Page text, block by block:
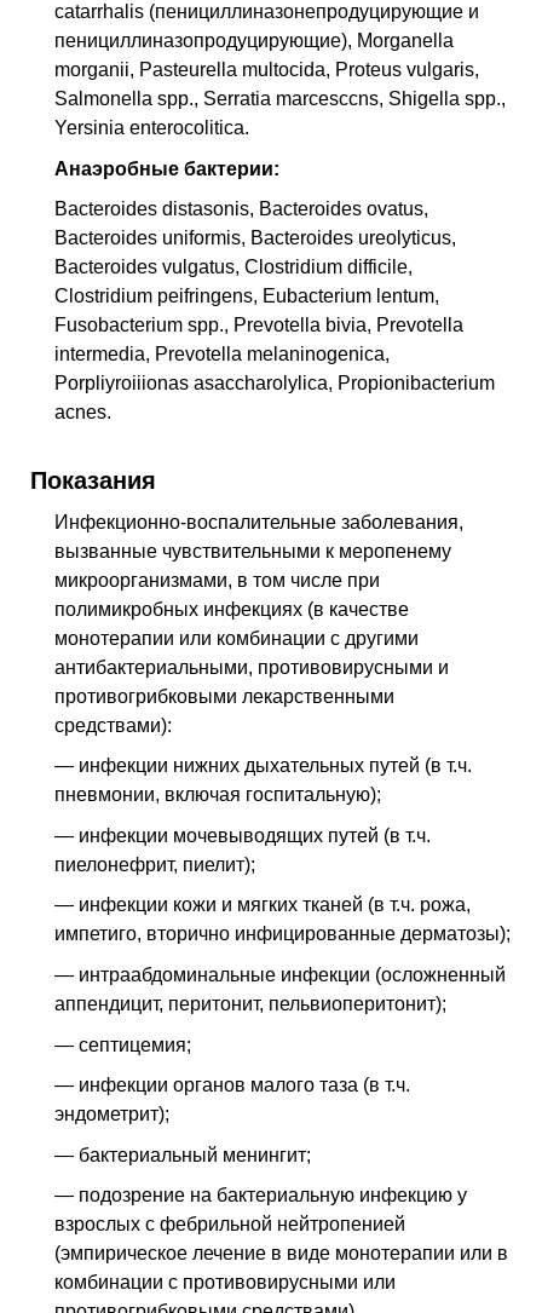
catarrhalis (пенициллиназонепродуцирующие и
пенициллиназопродуцирующие), Morganella
morganii, Pasteurella multocida, Proteus vulgaris,
Salmonella spp., Serratia marcesccns, Shigella spp.,
Yersinia enterocolitica.
Анаэробные бактерии:
Bacteroides distasonis, Bacteroides ovatus,
Bacteroides uniformis, Bacteroides ureolyticus,
Bacteroides vulgatus, Clostridium difficile,
Clostridium peifringens, Eubacterium lentum,
Fusobacterium spp., Prevotella bivia, Prevotella
intermedia, Prevotella melaninogenica,
Porpliyroiiionas asaccharolylica, Propionibacterium
acnes.
Показания
Инфекционно-воспалительные заболевания,
вызванные чувствительными к меропенему
микроорганизмами, в том числе при
полимикробных инфекциях (в качестве
монотерапии или комбинации с другими
антибактериальными, противовирусными и
противогрибковыми лекарственными
средствами):
— инфекции нижних дыхательных путей (в т.ч.
пневмонии, включая госпитальную);
— инфекции мочевыводящих путей (в т.ч.
пиелонефрит, пиелит);
— инфекции кожи и мягких тканей (в т.ч. рожа,
импетиго, вторично инфицированные дерматозы);
— интраабдоминальные инфекции (осложненный
аппендицит, перитонит, пельвиоперитонит);
— септицемия;
— инфекции органов малого таза (в т.ч.
эндометрит);
— бактериальный менингит;
— подозрение на бактериальную инфекцию у
взрослых с фебрильной нейтропенией
(эмпирическое лечение в виде монотерапии или в
комбинации с противовирусными или